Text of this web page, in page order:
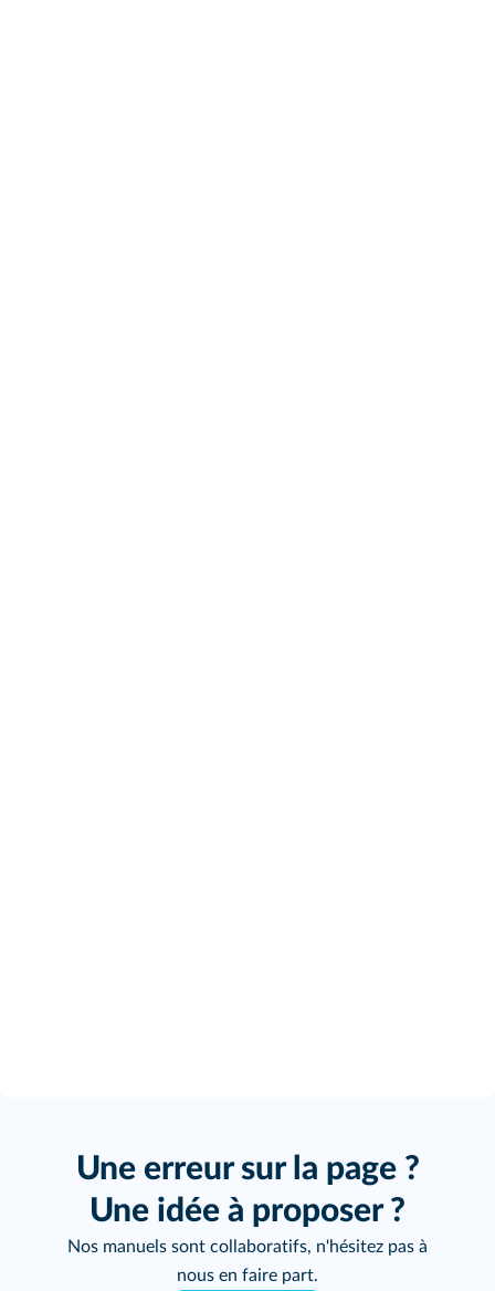
Une erreur sur la page ?
Une idée à proposer ?
Nos manuels sont collaboratifs, n'hésitez pas à
nous en faire part.